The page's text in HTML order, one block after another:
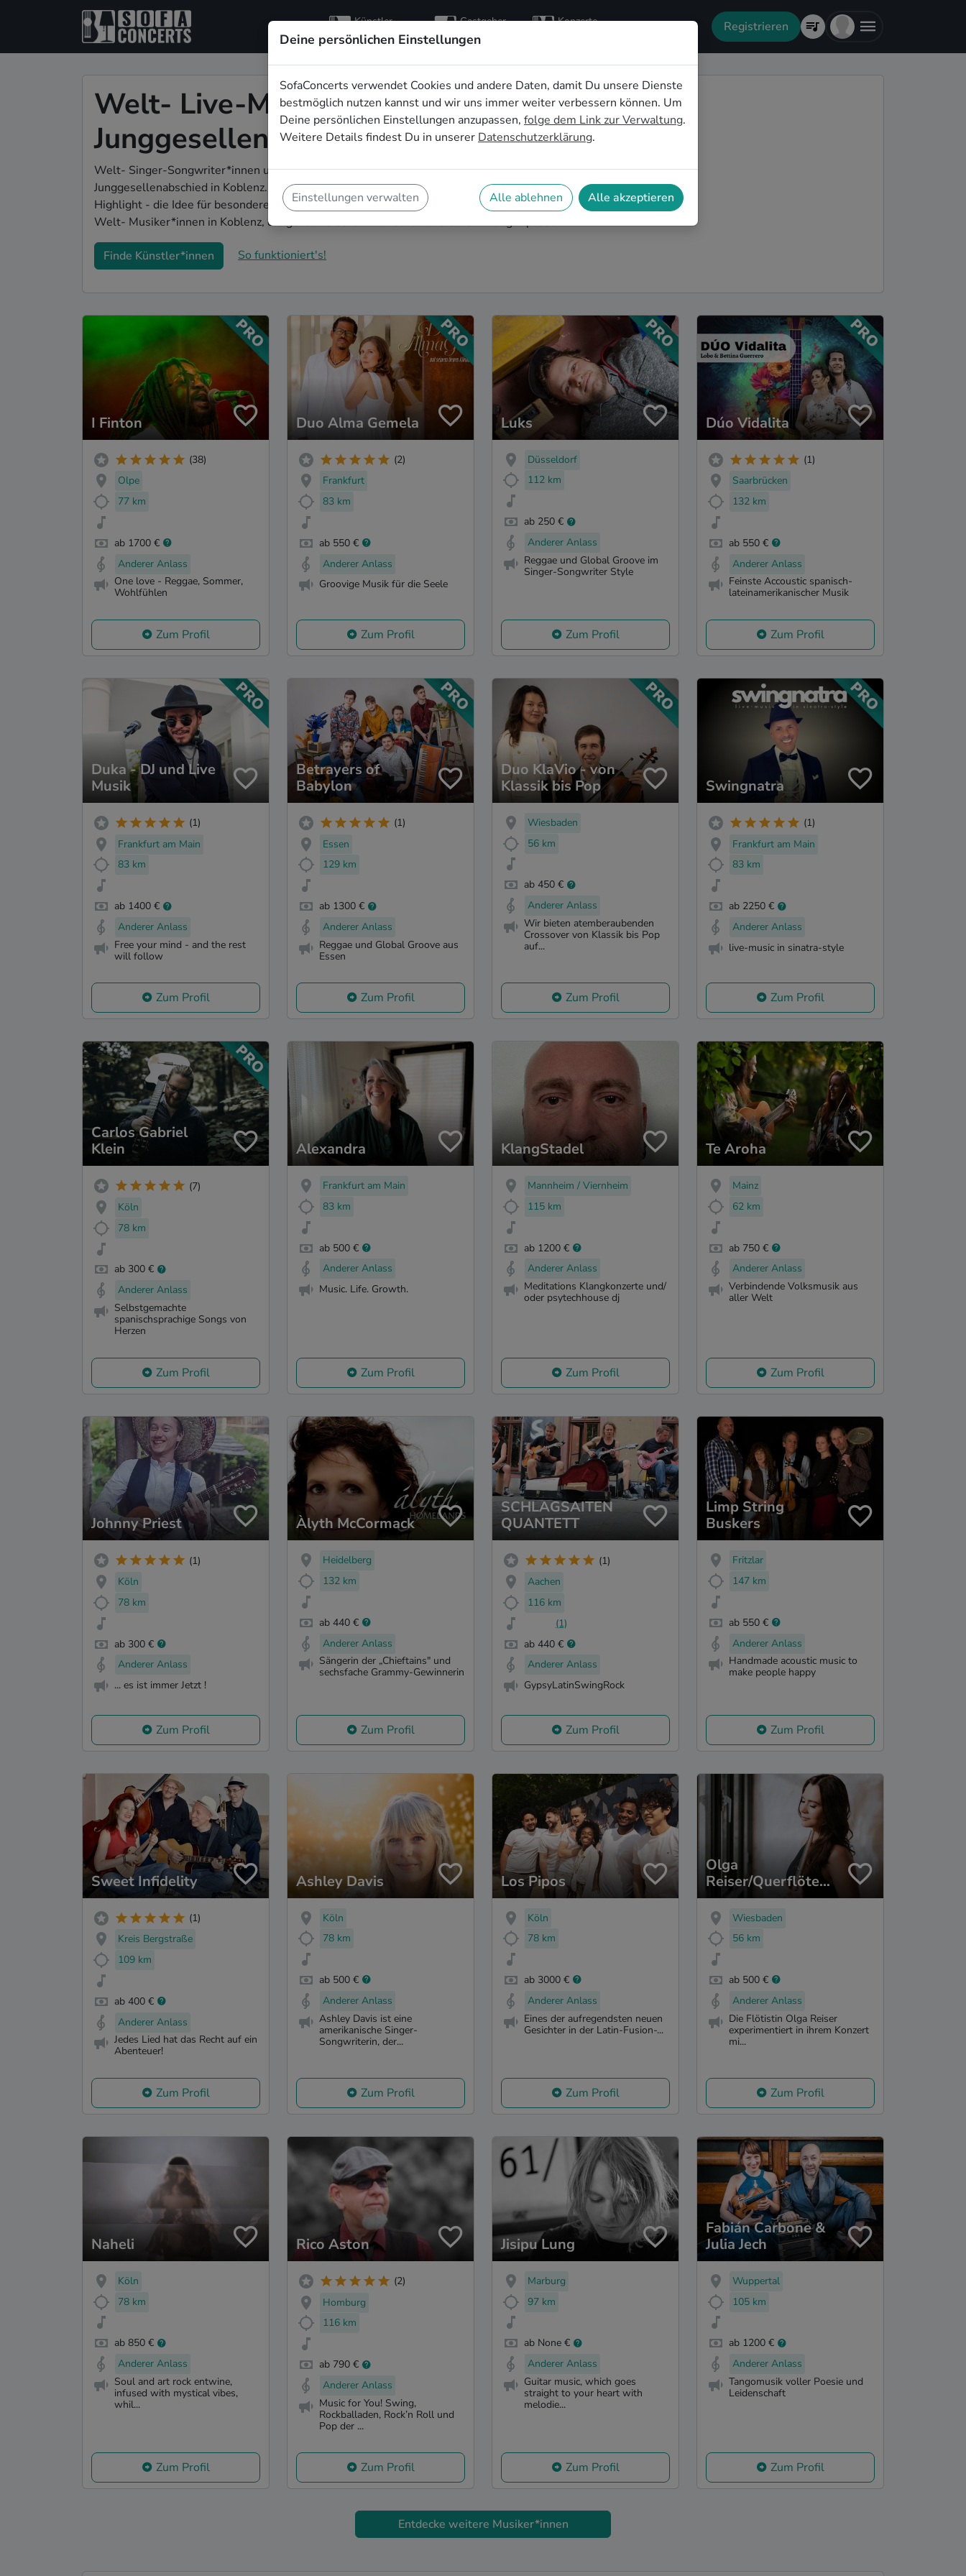
Künstler
entdecken
Gastgeber Konzerte Registrieren
Welt- Live-Musik für den
Junggesellenabschied in Koblenz
Welt- Singer-Songwriter*innen und Bands sind die perfekte Idee für einen außergewöhnlichen
Junggesellenabschied in Koblenz. Mit Live-Musik wird euer JGA zu einem unvergesslichen
Highlight - die Idee für besondere Feierlichkeiten vor der Hochzeit! Auf SofaConcerts findet ihr
Welt- Musiker*innen in Koblenz, die genau zu euren Wünschen und eurem Budget passen.
Finde Künstler*innen So funktioniert's!
I Finton
(38)
Olpe
77 km
ab 1700 €
Anderer Anlass
One love - Reggae, Sommer,
Wohlfühlen
Zum Profil
Duo Alma Gemela
(2)
Frankfurt
83 km
ab 550 €
Anderer Anlass
Groovige Musik für die Seele
Zum Profil
Luks
Düsseldorf
112 km
ab 250 €
Anderer Anlass
Reggae und Global Groove im
Singer-Songwriter Style
Zum Profil
Dúo Vidalita
(1)
Saarbrücken
132 km
ab 550 €
Anderer Anlass
Feinste Accoustic spanisch-
lateinamerikanischer Musik
Zum Profil
Duka - DJ und Live
Musik
(1)
Frankfurt am Main
83 km
ab 1400 €
Anderer Anlass
Free your mind - and the rest
will follow
Zum Profil
Betrayers of
Babylon
(1)
Essen
129 km
ab 1300 €
Anderer Anlass
Reggae und Global Groove aus
Essen
Zum Profil
Duo KlaVio - von
Klassik bis Pop
Wiesbaden
56 km
ab 450 €
Anderer Anlass
Wir bieten atemberaubenden
Crossover von Klassik bis Pop
auf...
Zum Profil
Swingnatra
(1)
Frankfurt am Main
83 km
ab 2250 €
Anderer Anlass
live-music in sinatra-style
Zum Profil
Carlos Gabriel
Klein
(7)
Köln
78 km
ab 300 €
Anderer Anlass
Selbstgemachte
spanischsprachige Songs von
Herzen
Zum Profil
Alexandra
Frankfurt am Main
83 km
ab 500 €
Anderer Anlass
Music. Life. Growth.
Zum Profil
KlangStadel
Mannheim / Viernheim
115 km
ab 1200 €
Anderer Anlass
Meditations Klangkonzerte und/
oder psytechhouse dj
Zum Profil
Te Aroha
Mainz
62 km
ab 750 €
Anderer Anlass
Verbindende Volksmusik aus
aller Welt
Zum Profil
Johnny Priest
(1)
Köln
78 km
ab 300 €
Anderer Anlass
... es ist immer Jetzt !
Zum Profil
Àlyth McCormack
Heidelberg
132 km
ab 440 €
Anderer Anlass
Sängerin der „Chieftains" und
sechsfache Grammy-Gewinnerin
Zum Profil
SCHLAGSAITEN
QUANTETT
(1)
Aachen
116 km
(1)
ab 440 €
Anderer Anlass
GypsyLatinSwingRock
Zum Profil
Limp String
Buskers
Fritzlar
147 km
ab 550 €
Anderer Anlass
Handmade acoustic music to
make people happy
Zum Profil
Sweet Infidelity
(1)
Kreis Bergstraße
109 km
ab 400 €
Anderer Anlass
Jedes Lied hat das Recht auf ein
Abenteuer!
Zum Profil
Ashley Davis
Köln
78 km
ab 500 €
Anderer Anlass
Ashley Davis ist eine
amerikanische Singer-
Songwriterin, der...
Zum Profil
Los Pipos
Köln
78 km
ab 3000 €
Anderer Anlass
Eines der aufregendsten neuen
Gesichter in der Latin-Fusion-...
Zum Profil
Olga
Reiser/Querflöte
nicht ganz klassisch
Wiesbaden
56 km
ab 500 €
Anderer Anlass
Die Flötistin Olga Reiser
experimentiert in ihrem Konzert
mi...
Zum Profil
Naheli
Köln
78 km
ab 850 €
Anderer Anlass
Soul and art rock entwine,
infused with mystical vibes,
whil...
Zum Profil
Rico Aston
(2)
Homburg
116 km
ab 790 €
Anderer Anlass
Music for You! Swing,
Rockballaden, Rock’n Roll und
Pop der ...
Zum Profil
Jisipu Lung
Marburg
97 km
ab None €
Anderer Anlass
Guitar music, which goes
straight to your heart with
melodie...
Zum Profil
Fabián Carbone &
Julia Jech
Wuppertal
105 km
ab 1200 €
Anderer Anlass
Tangomusik voller Poesie und
Leidenschaft
Zum Profil
Entdecke weitere Musiker*innen
Deine persönlichen Einstellungen
SofaConcerts verwendet Cookies und andere Daten, damit Du unsere Dienste
bestmöglich nutzen kannst und wir uns immer weiter verbessern können. Um
Deine persönlichen Einstellungen anzupassen, folge dem Link zur Verwaltung.
Weitere Details findest Du in unserer Datenschutzerklärung.
Einstellungen verwalten Alle ablehnen Alle akzeptieren